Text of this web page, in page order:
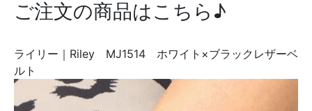
ご注文の商品はこちら♪
ライリー｜Riley MJ1514 ホワイト×ブラックレザーベ
ルト